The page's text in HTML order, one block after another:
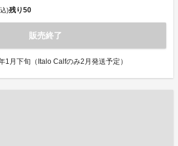
)残り50
販売終了
1月下旬（Italo Calfのみ2月発送予定）